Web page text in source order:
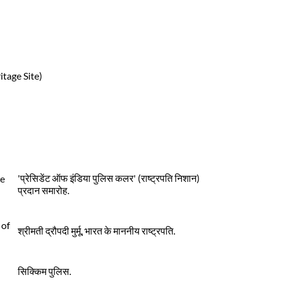
Site)
'प्रेसिडेंट ऑफ इंडिया पुलिस कलर' (राष्ट्रपति निशान)
प्रदान समारोह.
श्रीमती द्रौपदी मुर्मू, भारत के माननीय राष्ट्रपति.
सिक्किम पुलिस.